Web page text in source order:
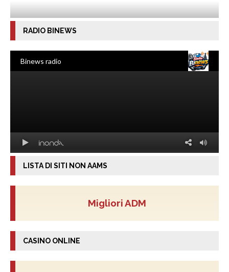
RADIO BINEWS
LISTA DI SITI NON AAMS
Migliori ADM
CASINO ONLINE